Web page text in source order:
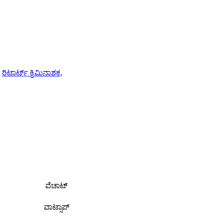
ರಿಟಾರ್ಟ್ ಕ್ರಿಮಿನಾಶಕ,
ವೆಚಾಟ್
ವಾಟ್ಸಾಪ್